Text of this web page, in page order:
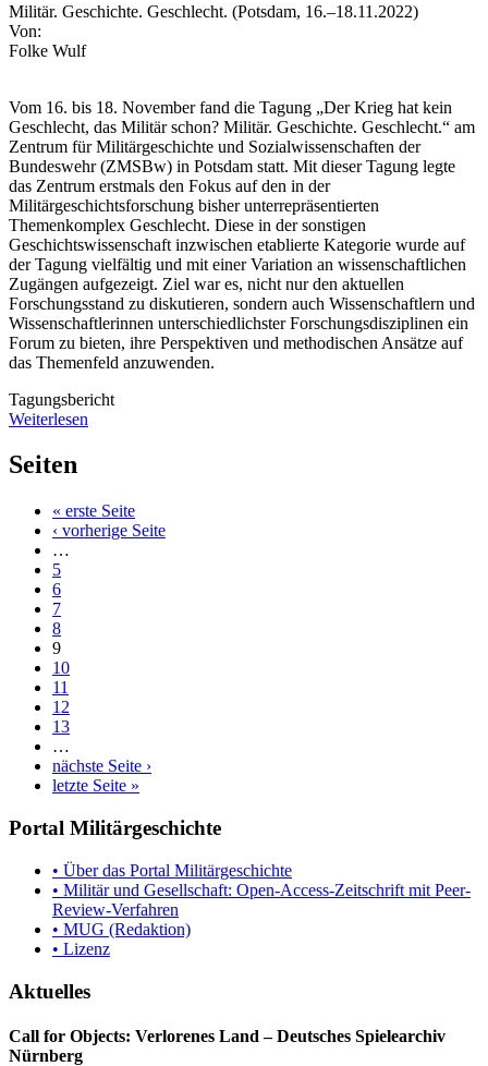
Militär. Geschichte. Geschlecht. (Potsdam, 16.–18.11.2022)
Von:
Folke Wulf
Vom 16. bis 18. November fand die Tagung „Der Krieg hat kein
Geschlecht, das Militär schon? Militär. Geschichte. Geschlecht.“ am
Zentrum für Militärgeschichte und Sozialwissenschaften der
Bundeswehr (ZMSBw) in Potsdam statt. Mit dieser Tagung legte
das Zentrum erstmals den Fokus auf den in der
Militärgeschichtsforschung bisher unterrepräsentierten
Themenkomplex Geschlecht. Diese in der sonstigen
Geschichtswissenschaft inzwischen etablierte Kategorie wurde auf
der Tagung vielfältig und mit einer Variation an wissenschaftlichen
Zugängen aufgezeigt. Ziel war es, nicht nur den aktuellen
Forschungsstand zu diskutieren, sondern auch Wissenschaftlern und
Wissenschaftlerinnen unterschiedlichster Forschungsdisziplinen ein
Forum zu bieten, ihre Perspektiven und methodischen Ansätze auf
das Themenfeld anzuwenden.
Tagungsbericht
Weiterlesen
Seiten
« erste Seite
‹ vorherige Seite
…
5
6
7
8
9
10
11
12
13
…
nächste Seite ›
letzte Seite »
Portal Militärgeschichte
• Über das Portal Militärgeschichte
• Militär und Gesellschaft: Open-Access-Zeitschrift mit Peer-
Review-Verfahren
• MUG (Redaktion)
• Lizenz
Aktuelles
Call for Objects: Verlorenes Land – Deutsches Spielearchiv
Nürnberg